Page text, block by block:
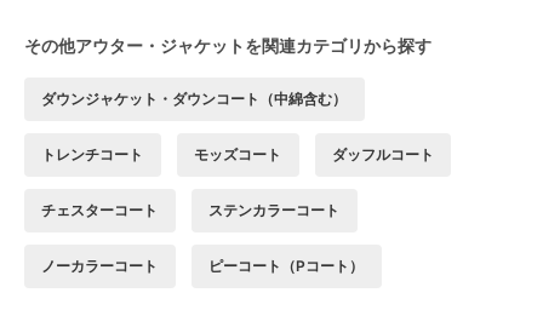
その他アウター・ジャケットを関連カテゴリから探す
ダウンジャケット・ダウンコート（中綿含む）
トレンチコート モッズコート ダッフルコート
チェスターコート ステンカラーコート
ノーカラーコート ピーコート（Pコート）